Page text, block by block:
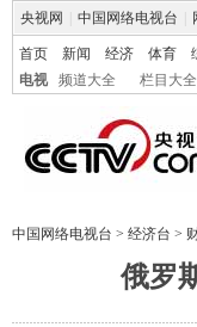
央视网 中国网络电视台
首页 新闻 经济 体育
电视
频道大全 栏目大全
中国网络电视台 > 经济台 >
俄罗